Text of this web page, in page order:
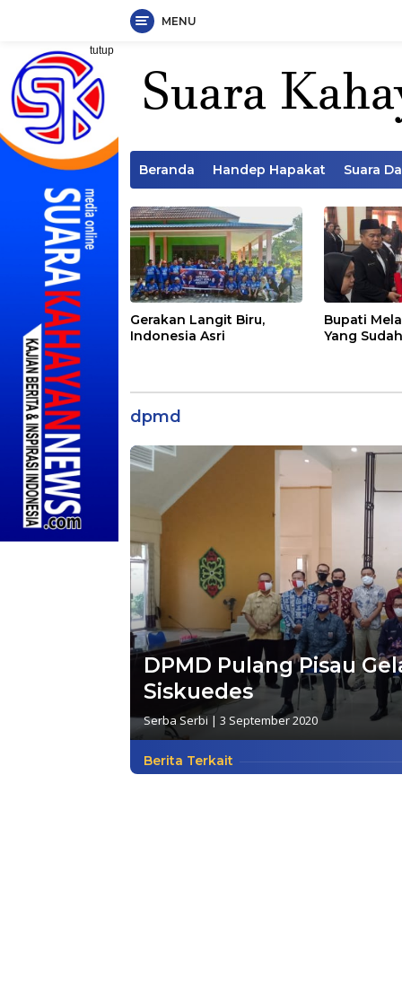
Langsung
konten
MENU
tutup
Beranda Handep Hapakat Suara
Gerakan Langit Biru,
Indonesia Asri
Bupati
Yang
dpmd
DPMD Pulang Pisau
Siskuedes
Serba Serbi | 3 September 2020
Berita Terkait